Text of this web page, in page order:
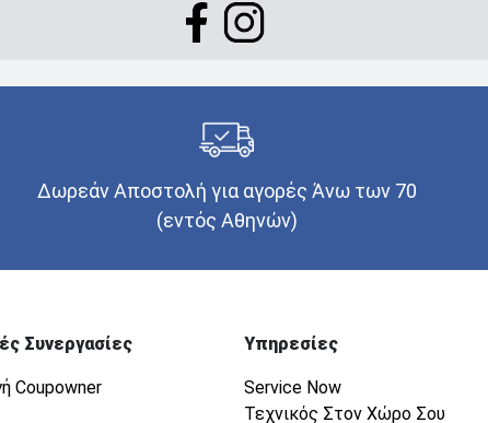
Δωρεάν Αποστολή για αγορές Άνω των 70
(εντός Αθηνών)
Συνεργασίες
Coupowner
Υπηρεσίες
Service Now
Τεχνικός Στον Χώρο Σου